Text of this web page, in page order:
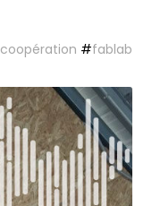
coopération #fablab